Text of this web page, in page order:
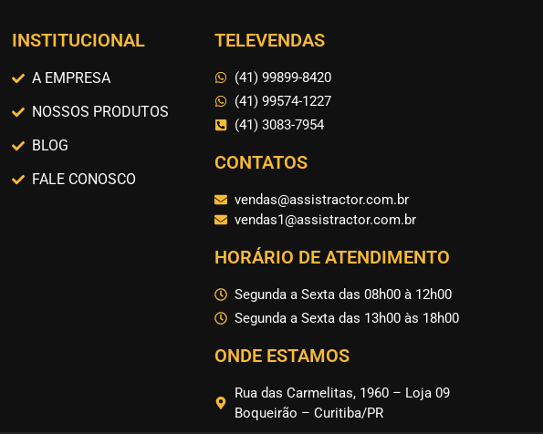
INSTITUCIONAL
A EMPRESA
NOSSOS PRODUTOS
BLOG
FALE CONOSCO
TELEVENDAS
(41) 99899-8420
(41) 99574-1227
(41) 3083-7954
CONTATOS
vendas@assistractor.com.br
vendas1@assistractor.com.br
HORÁRIO DE ATENDIMENTO
Segunda a Sexta das 08h00 à 12h00
Segunda a Sexta das 13h00 às 18h00
ONDE ESTAMOS
Rua das Carmelitas, 1960 – Loja 09
Boqueirão – Curitiba/PR